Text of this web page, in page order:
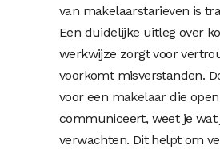
van makelaarstarieven is
Een duidelijke uitleg over
werkwijze zorgt voor
voorkomt misverstanden.
voor een makelaardie open
communiceert, weet je
verwachten. Dit helpt om